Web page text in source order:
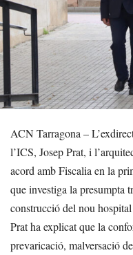
ACN Tarragona –
l’ICS, Josep Prat, i
acord amb Fiscalia en la
que investiga la presumpta
construcció del nou
Prat ha explicat que la
prevaricació, malversació